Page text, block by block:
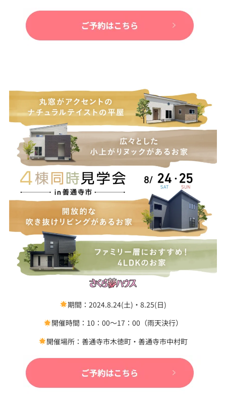
期間：2024.8.24(土)・8.25(日)
開催時間：10：00～17：00（雨天決行）
開催場所：善通寺市木徳町・善通寺市中村町